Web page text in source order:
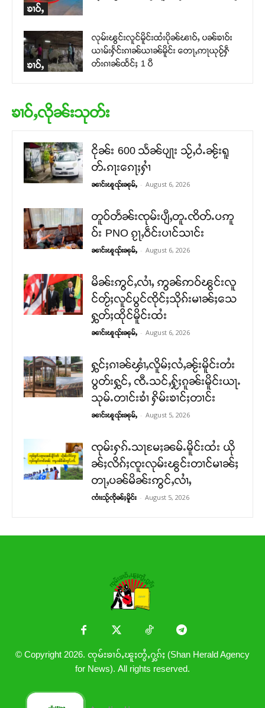
ၶၢဝ်ႇ
ၶၢဝ်ႇ
လုမ်းၽွင်းလူင်မိူင်းထႆးပိုၼ်ၽၢဝ်ႇ ပၼ်ၶၢဝ်း
ယၢမ်းႁႅင်းၵၢၼ်ယၢၼ်မိူင်း တေႃႇဢႃယုဝႂ်ႁဵ
တ်းၵၢၼ်ထႅင်ႈ 1 ပီ
ၶၢဝ်ႇလိုၼ်းသုတ်း
ငိုၼ်း 600 သႅၼ်ပျႃး သႂ်ႇဝႆႉၼႂ်းရူ
တ်ႉၵႃးၵေႃႈႁၢႆ
ၼၢင်းၽူၺ်းၼုမ်ႇ - August 6, 2026
တူဝ်တႅၼ်းၸုမ်းပျီႇတူႉၸိတ်ႉပဢူ
ဝ်း PNO ၵႂႃႇဝဵင်းပၢင်သၢင်း
ၼၢင်းၽူၺ်းၼုမ်ႇ - August 6, 2026
မိၼ်းဢွင်ႇလၢႆႇ ဢွၼ်ဢဝ်ၽွင်းလူ
င်တႂ်ႈလူင်ပွင်ၸိုင်ႈသိုၵ်းမၢၼ်ႈသေ
ႁွတ်ႈထိုင်မိူင်းထႆး
ၼၢင်းၽူၺ်းၼုမ်ႇ - August 6, 2026
ႁွင်ႈၵၢၼ်ၾၢႆႇလိူမ်ႈလႆႇၼႂ်းမိူင်းတႆး
ပွတ်းႁွင်ႇ ၸီႉသင်ႇႁႂ်ႈၵူၼ်းမိူင်းယႃႉ
သုမ်ႉတၢင်းၶၢႆ ႁိမ်းၶၢင်ႈတၢင်း
ၼၢင်းၽူၺ်းၼုမ်ႇ - August 5, 2026
ၸုမ်းႁၵ်ႉသႃမႄႈၼမ်ႉမိူင်းထႆး ယို
ၼ်ႈလိၵ်ႈၸူးလုမ်းၽွင်းတၢင်မၢၼ်ႈ
တႃႇပၼ်မိၼ်းဢွင်ႇလၢႆႇ
ၸၢႆးသႂ်ၸိုၼ်ႈမိူင်း - August 5, 2026
© Copyright 2026. ၸုမ်းၶၢဝ်ႇၽူႈတွႆႇႁွၵ်ႈ (Shan Herald Agency
for News). All rights reserved.